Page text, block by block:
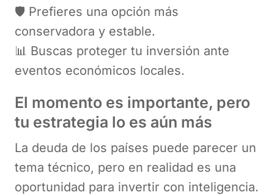
🛡️ Prefieres una opción más
conservadora y estable.
📊 Buscas proteger tu inversión ante
eventos económicos locales.
El momento es importante, pero
tu estrategia lo es aún más
La deuda de los países puede parecer un
tema técnico, pero en realidad es una
oportunidad para invertir con inteligencia.